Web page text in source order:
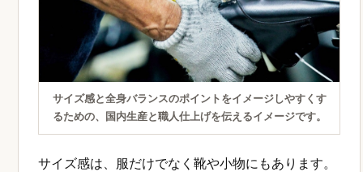
サイズ感と全身バランスのポイントをイメージしやすくす
るための、国内生産と職人仕上げを伝えるイメージです。
サイズ感は、服だけでなく靴や小物にもあります。